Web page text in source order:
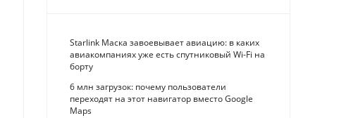
Starlink Маска завоевывает авиацию: в каких
авиакомпаниях уже есть спутниковый Wi-Fi на
борту
6 млн загрузок: почему пользователи
переходят на этот навигатор вместо Google
Maps